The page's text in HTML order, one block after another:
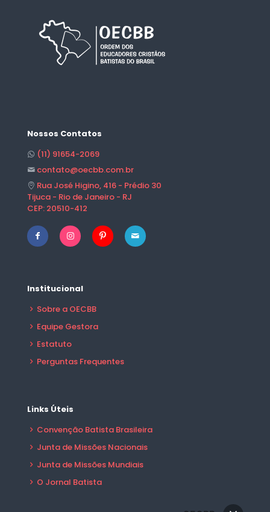
Nossos Contatos
(11) 91654-2069
contato@oecbb.com.br
Rua José Higino, 416 - Prédio 30
Tijuca - Rio de Janeiro - RJ
CEP: 20510-412
Institucional
Sobre a OECBB
Equipe Gestora
Estatuto
Perguntas Frequentes
Links Úteis
Convenção Batista Brasileira
Junta de Missões Nacionais
Junta de Missões Mundiais
O Jornal Batista